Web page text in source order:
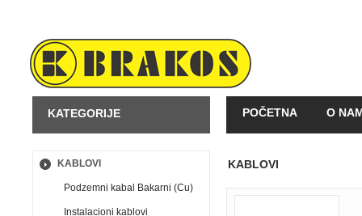
POČETNA O
KATEGORIJE
KABLOVI
Podzemni kabal Bakarni (Cu)
Instalacioni kablovi
KABLOVI